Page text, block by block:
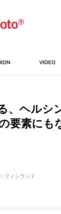
、ヘルシ
要素にも
フィンランド